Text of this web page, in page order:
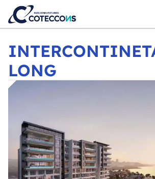
INTERCONTINETAL HẠ LONG
LONG